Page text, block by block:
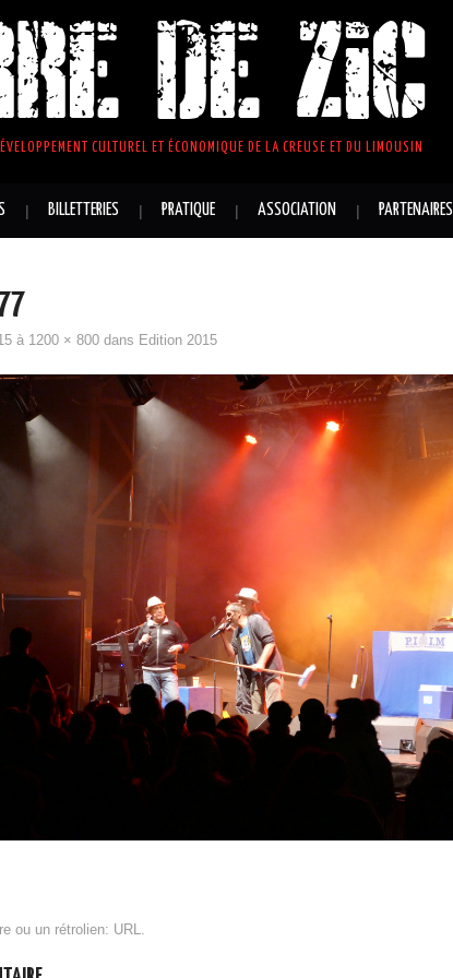
DE ZIC
CULTUREL ET ÉCONOMIQUE DE LA CREUSE ET DU LIMOUSIN
BILLETTERIES PRATIQUE ASSOCIATION PARTENAIRES
à 1200 × 800 dans Edition 2015
ou un rétrolien: URL